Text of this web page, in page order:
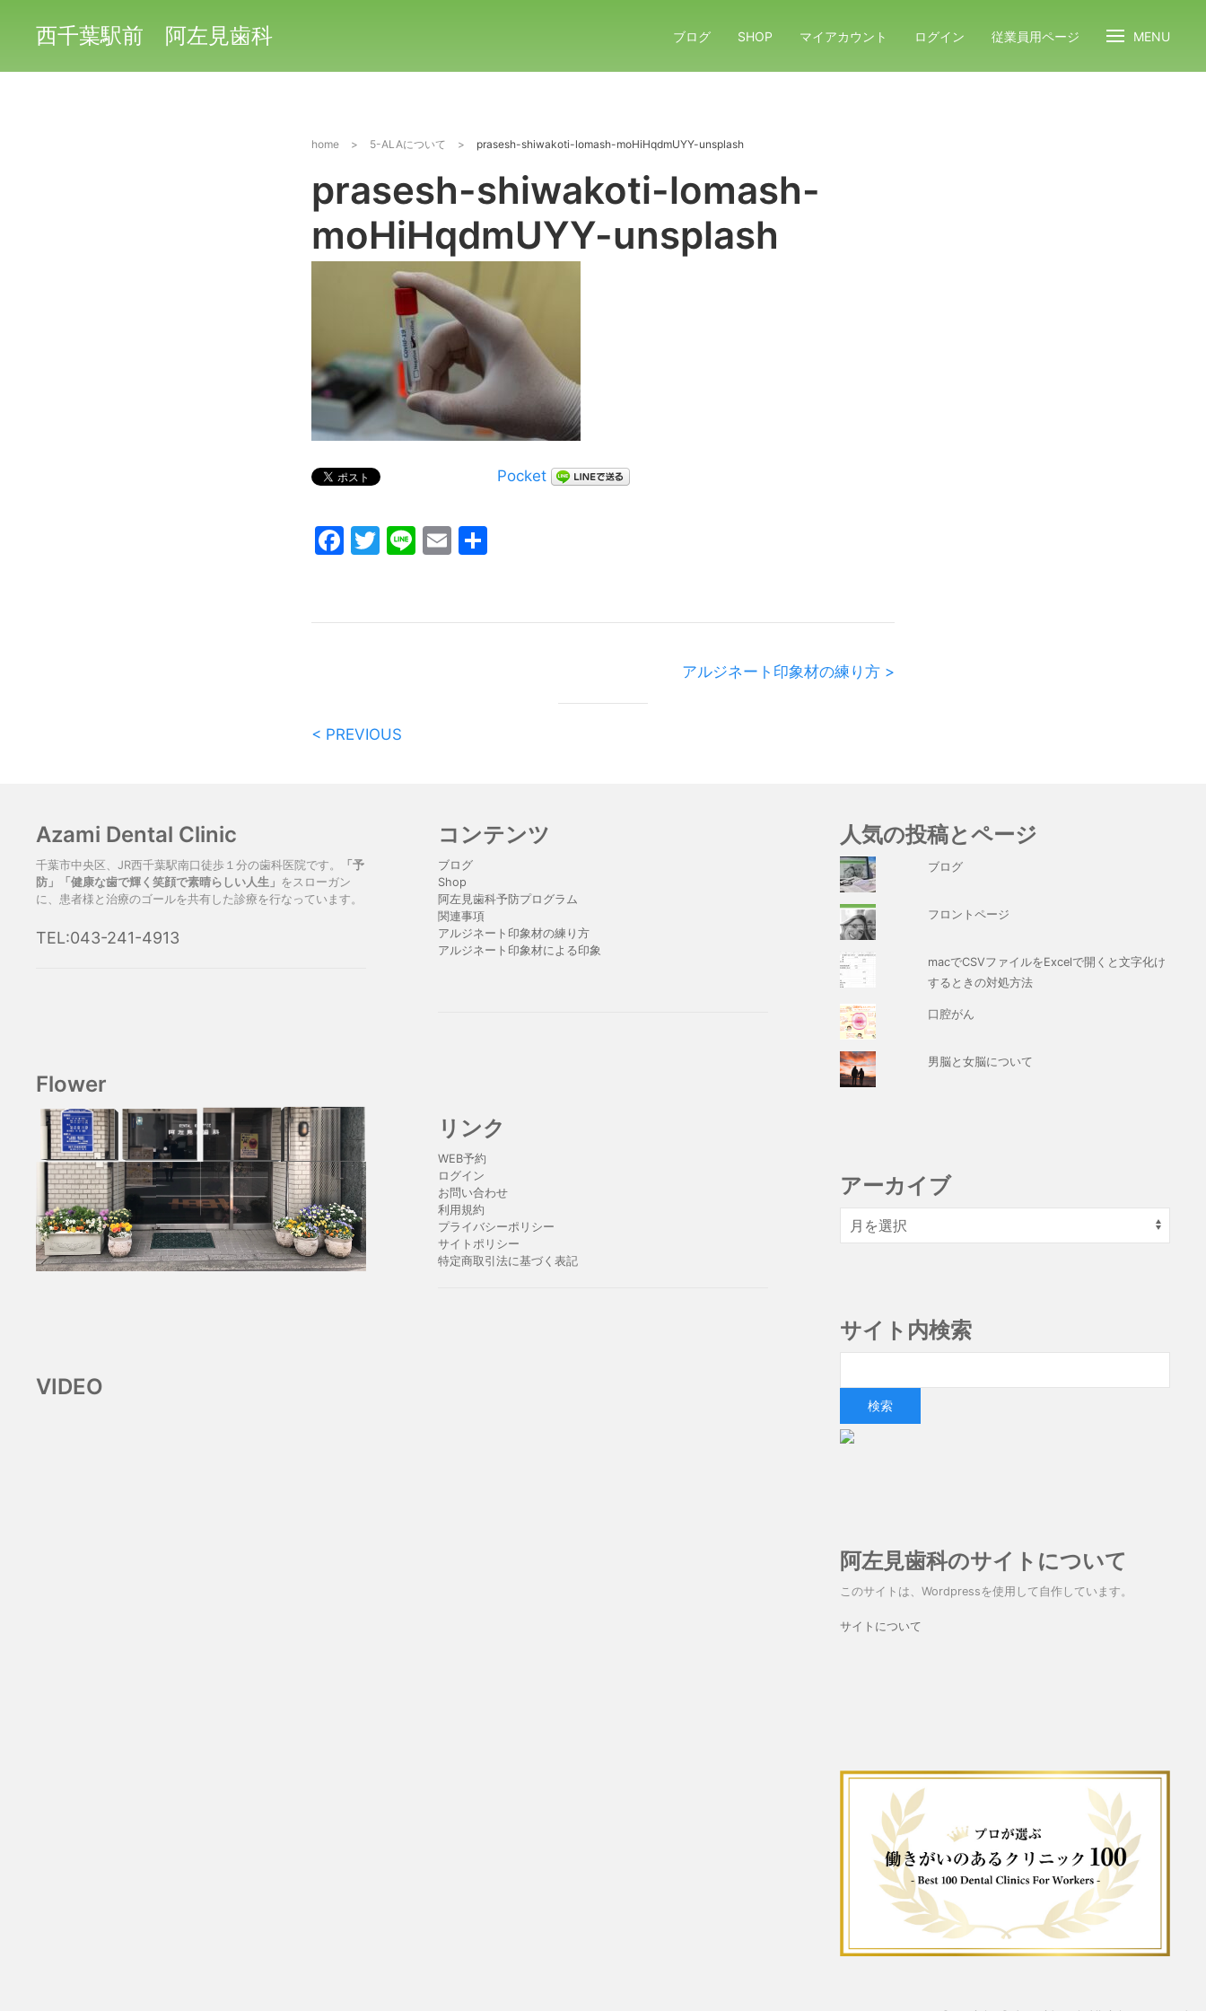
西千葉駅前 阿左見歯科 ブログ SHOP マイアカウント ログイン 従業員用ページ MENU
home > 5-ALAについて > prasesh-shiwakoti-lomash-moHiHqdmUYY-unsplash
prasesh-shiwakoti-lomash-
moHiHqdmUYY-unsplash
Pocket
Facebook
Twitter
LineEmail
アルジネート印象材の練り方 >
< PREVIOUS
Azami Dental Clinic
千葉市中央区、JR西千葉駅南口徒歩１分の歯科医院です。
「予
防」「健康な歯で輝く笑顔で素晴らしい人生」 をスローガン
に、患者様と治療のゴールを共有した診療を行なっています。
TEL:043-241-4913
Flower
VIDEO
コンテンツ
ブログ
Shop
阿左見歯科予防プログラム
関連事項
アルジネート印象材の練り方
アルジネート印象材による印象
リンク
WEB予約
ログイン
お問い合わせ
利用規約
プライバシーポリシー
サイトポリシー
特定商取引法に基づく表記
人気の投稿とページ
ブログ
フロントページ
macでCSVファイルをExcelで開くと文字化け
するときの対処方法
口腔がん
男脳と女脳について
アーカイブ
サイト内検索
阿左見歯科のサイトについて
このサイトは、Wordpressを使用して自作しています。
サイトについて